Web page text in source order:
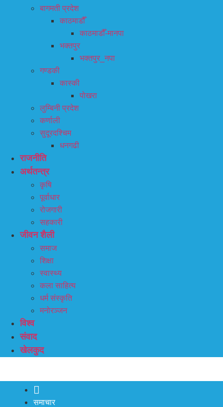
बागमती प्रदेश
काठमाडौँ
काठमाडौँ-मानपा
भक्तपुर
भक्तपुर_नपा
गण्डकी
कास्की
पोखरा
लुम्बिनी प्रदेश
कर्णाली
सुदूरदश्चिम
धनगढी
राजनीति
अर्थतन्त्र
कृषि
पूर्वाधार
रोजगारी
सहकारी
जीवन शैली
समाज
शिक्षा
स्वास्थ्य
कला साहित्य
धर्म संस्कृति
मनोरञ्जन
विश्व
संवाद
खेलकुद
समाचार